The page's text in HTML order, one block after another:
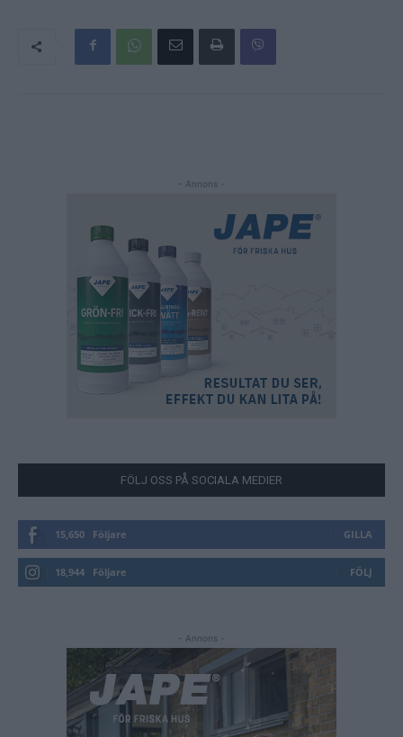
- Annons -
FÖLJ OSS PÅ SOCIALA MEDIER
15,650 Följare GILLA
18,944 Följare FÖLJ
- Annons -